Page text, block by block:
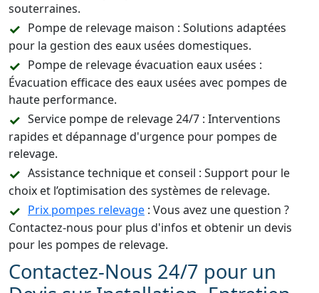
souterraines.
Pompe de relevage maison : Solutions adaptées
pour la gestion des eaux usées domestiques.
Pompe de relevage évacuation eaux usées :
Évacuation efficace des eaux usées avec pompes de
haute performance.
Service pompe de relevage 24/7 : Interventions
rapides et dépannage d'urgence pour pompes de
relevage.
Assistance technique et conseil : Support pour le
choix et l’optimisation des systèmes de relevage.
Prix pompes relevage : Vous avez une question ?
Contactez-nous pour plus d'infos et obtenir un devis
pour les pompes de relevage.
Contactez-Nous 24/7 pour un